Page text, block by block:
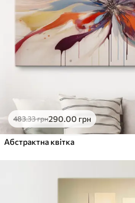
483.33грн290.00 грн
Абстрактна квітка